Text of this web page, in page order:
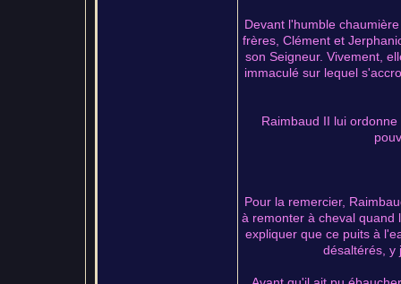
Devant l'humble
frères, Clément et
son Seigneur. Vivement,
immaculé sur lequel
Raimbaud II lui
Pour la remercier,
à remonter à cheval quand
expliquer que ce puits à
désaltérés, y